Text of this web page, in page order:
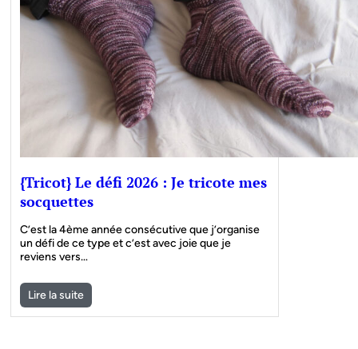
{Tricot} Le défi 2026 : Je tricote mes
socquettes
C’est la 4ème année consécutive que j’organise
un défi de ce type et c’est avec joie que je
reviens vers…
Lire la suite